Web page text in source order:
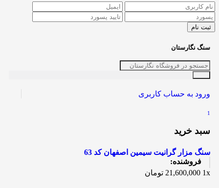
سنگ نگارستان
ورود به حساب کاربری
1
سبد خرید
سنگ مزار گرانیت سیمین اصفهان کد 63
فروشنده:
1x
21,600,000 تومان